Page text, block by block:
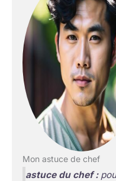
Mon astuce de chef
astuce du chef :